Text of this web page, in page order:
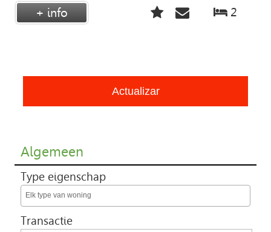
2
+ info
Algemeen
Type eigenschap
Elk type van woning
Transactie